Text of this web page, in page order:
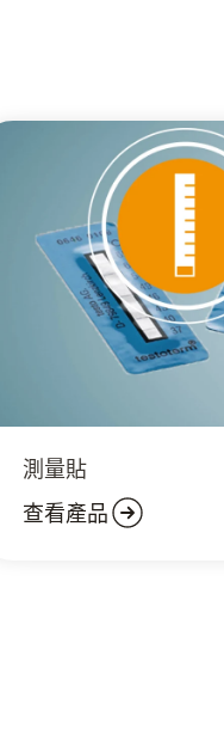
測量貼
查看產品